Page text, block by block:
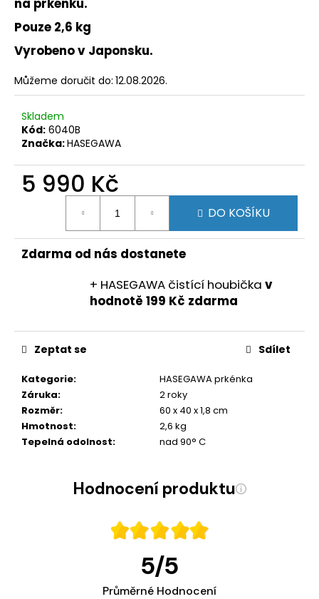
Pouze 2,6 kg
Vyrobeno v Japonsku.
Můžeme doručit do: 12.08.2026.
Skladem
Kód: 6040B
Značka:HASEGAWA
5 990 Kč
DO KOŠÍKU
Zdarma od nás dostanete
+ HASEGAWA čistící houbička v
hodnotě 199 Kč zdarma
Kategorie:
HASEGAWA prkénka
Záruka:
2 roky
Rozměr:
60 x 40 x 1,8 cm
Hmotnost:
2,6 kg
Tepelná odolnost: nad 90° C
Zeptat se Sdílet
Hodnocení produktu
5/5
Průměrné Hodnocení
u
j
e
m